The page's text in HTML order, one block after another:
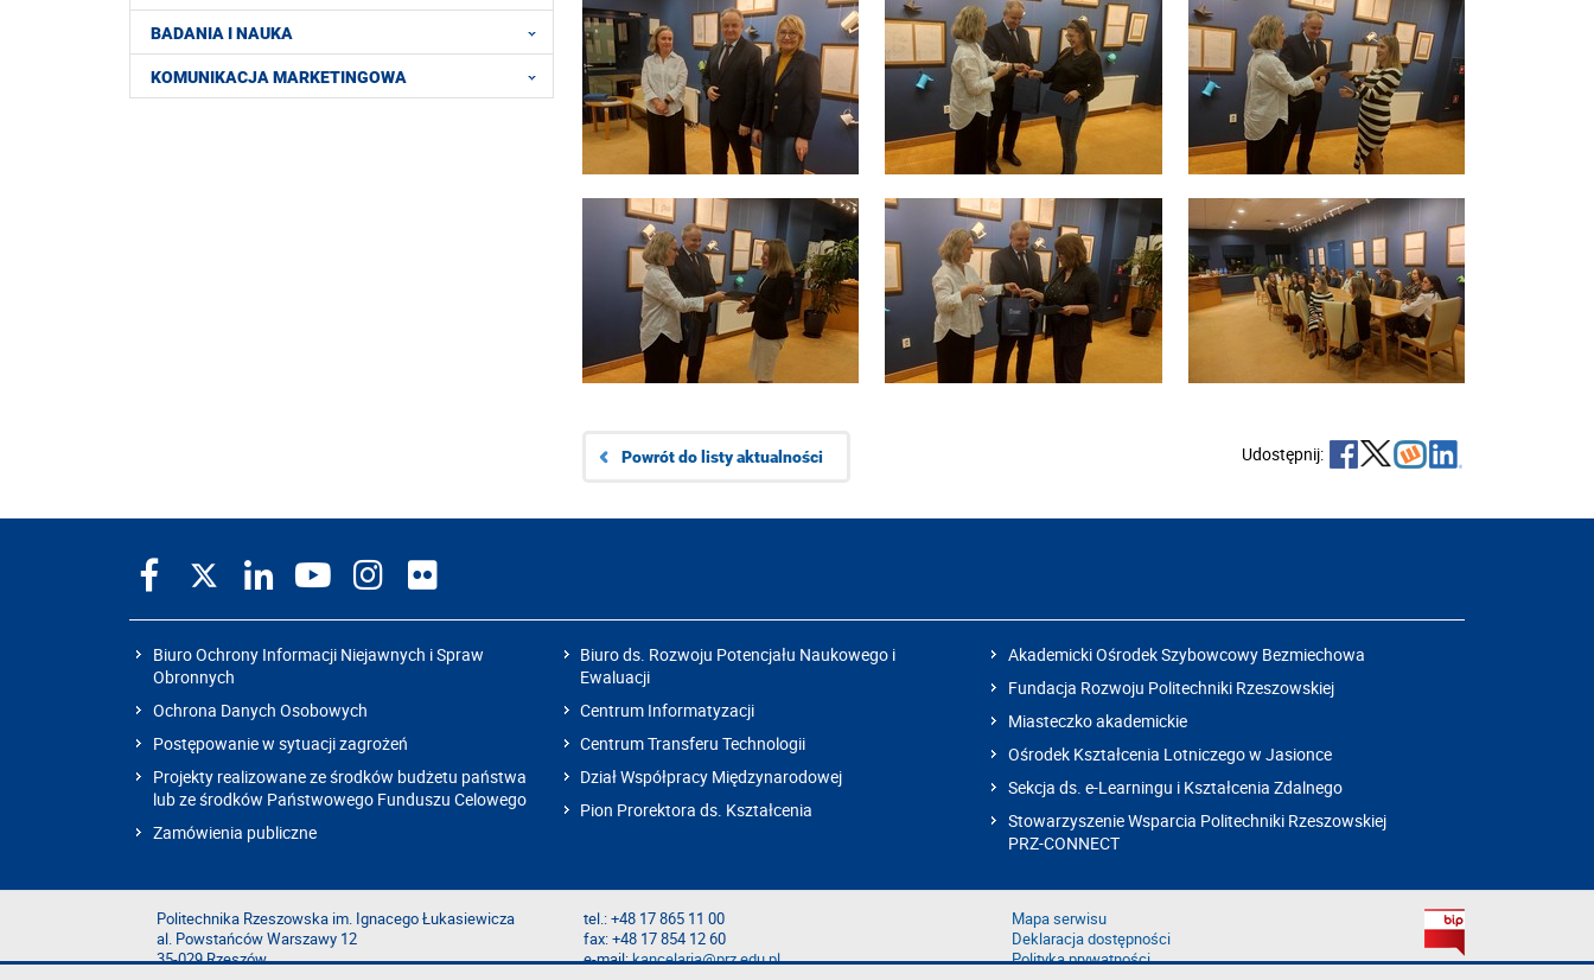
Udostępnij:
Powrót do listy aktualności
BADANIA I NAUKA
KOMUNIKACJA MARKETINGOWA
Biuro Ochrony Informacji Niejawnych i Spraw
Obronnych
Ochrona Danych Osobowych
Postępowanie w sytuacji zagrożeń
Projekty realizowane ze środków budżetu państwa
lub ze środków Państwowego Funduszu Celowego
Zamówienia publiczne
Biuro ds. Rozwoju Potencjału Naukowego i
Ewaluacji
Centrum Informatyzacji
Centrum Transferu Technologii
Dział Współpracy Międzynarodowej
Pion Prorektora ds. Kształcenia
Akademicki Ośrodek Szybowcowy Bezmiechowa
Fundacja Rozwoju Politechniki Rzeszowskiej
Miasteczko akademickie
Ośrodek Kształcenia Lotniczego w Jasionce
Sekcja ds. e-Learningu i Kształcenia Zdalnego
Stowarzyszenie Wsparcia Politechniki Rzeszowskiej
PRZ-CONNECT
Politechnika Rzeszowska im. Ignacego Łukasiewicza
al. Powstańców Warszawy 12
35-029 Rzeszów
tel.: +48 17 865 11 00
fax: +48 17 854 12 60
e-mail:kancelaria@prz.edu.pl
Mapa serwisu
Deklaracja dostępności
Polityka prywatności